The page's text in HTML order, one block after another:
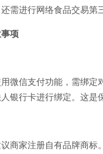
需进行网络食品交易第
项
微信支付功能，需绑
银行卡进行绑定。这是
商家注册自有品牌商